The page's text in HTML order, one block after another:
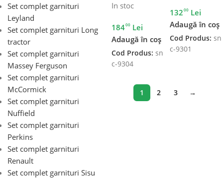
Set complet garnituri
Leyland
Set complet garnituri Long
tractor
Set complet garnituri
Massey Ferguson
Set complet garnituri
McCormick
Set complet garnituri
Nuffield
Set complet garnituri
Perkins
Set complet garnituri
Renault
Set complet garnituri Sisu
In stoc
18400 Lei
Adaugă în coș
Cod Produs: sn
c-9304
13200 Lei
Adaugă în coș
Cod Produs: sn
c-9301
1 2 3 →